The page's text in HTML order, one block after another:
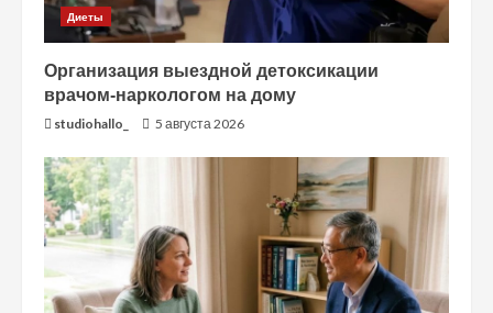
Диеты
Организация выездной детоксикации
врачом-наркологом на дому
studiohallo_ 5 августа 2026